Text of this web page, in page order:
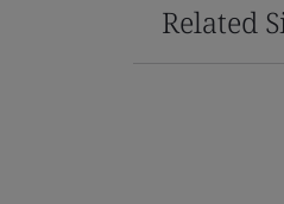
Related